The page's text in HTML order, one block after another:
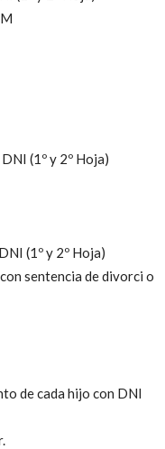
(1º y 2º Hoja)
(1º y 2º Hoja)
sentencia de divorci o
de cada hijo con DNI